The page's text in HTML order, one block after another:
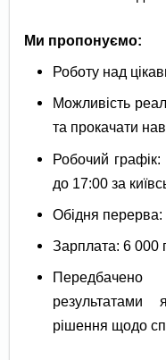
Ми пропонуємо:
Роботу над
Можливість
та прокачати
Робочий
до 17:00 за
Обідня
Зарплата: 6 000
результатами
рішення щодо